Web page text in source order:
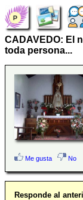
CADAVEDO: El
toda persona...
Me gusta No
Responde al